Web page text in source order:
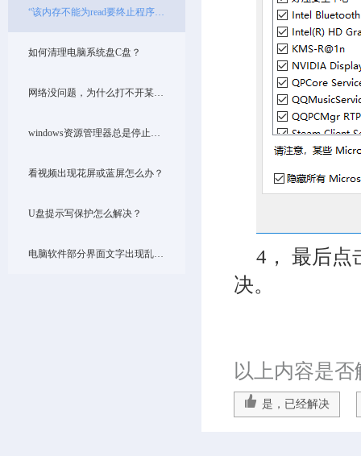
“该内存不能为read要终止程序”解决方法
如何清理电脑系统盘C盘？
网络没问题，为什么打不开某个网站呢？
windows资源管理器总是停止工作怎么办？
看视频出现花屏或蓝屏怎么办？
U盘提示写保护怎么解决？
电脑软件部分界面文字出现乱码如何解决？
4， 最后点
决。
以上内容是
是，已经解决